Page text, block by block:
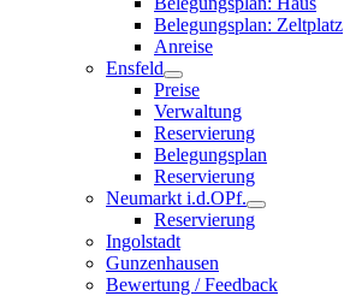
Belegungsplan: Zeltplatz
Anreise
Ensfeld
Preise
Verwaltung
Reservierung
Belegungsplan
Reservierung
Neumarkt i.d.OPf.
Reservierung
Ingolstadt
Gunzenhausen
Bewertung / Feedback